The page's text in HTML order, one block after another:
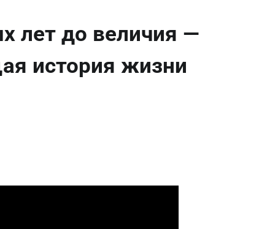
лет до величия —
история жизни